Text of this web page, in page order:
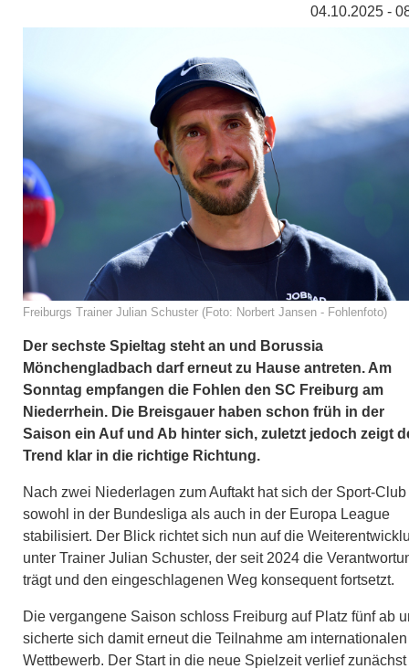
04.10.2025 -
Freiburgs Trainer Julian Schuster (Foto: Norbert Jansen - Fohlenfoto)
Der sechste Spieltag steht an und Borussia
Mönchengladbach darf erneut zu Hause antreten. Am
Sonntag empfangen die Fohlen den SC Freiburg am
Niederrhein. Die Breisgauer haben schon früh in der
Saison ein Auf und Ab hinter sich, zuletzt jedoch zeigt
Trend klar in die richtige Richtung.
Nach zwei Niederlagen zum Auftakt hat sich der Sport-Club
sowohl in der Bundesliga als auch in der Europa League
stabilisiert. Der Blick richtet sich nun auf die
unter Trainer Julian Schuster, der seit 2024 die
trägt und den eingeschlagenen Weg konsequent fortsetzt.
Die vergangene Saison schloss Freiburg auf Platz fünf ab
sicherte sich damit erneut die Teilnahme am internationalen
Wettbewerb. Der Start in die neue Spielzeit verlief zunächst